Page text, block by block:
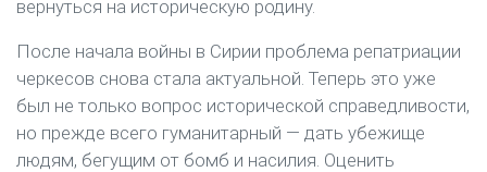
вернуться на историческую родину.
После начала войны в Сирии проблема репатриации
черкесов снова стала актуальной. Теперь это уже
был не только вопрос исторической справедливости,
но прежде всего гуманитарный — дать убежище
людям, бегущим от бомб и насилия. Оценить